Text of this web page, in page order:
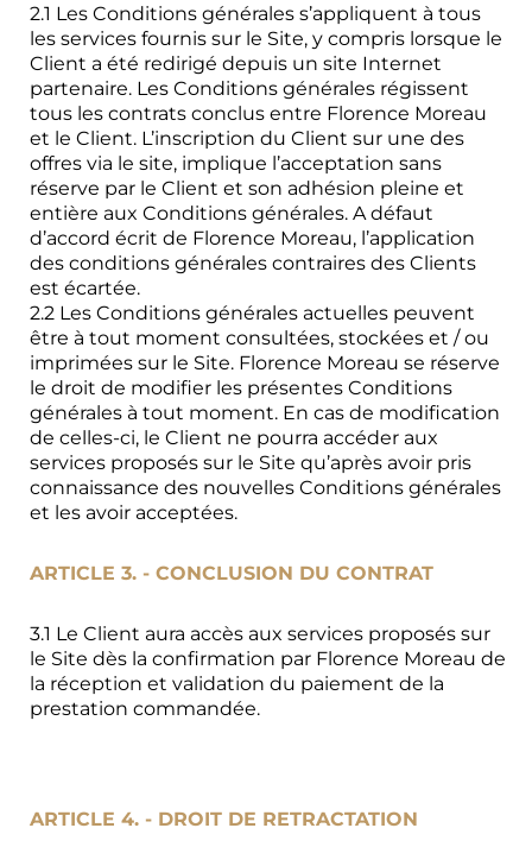
2.1 Les Conditions générales s’appliquent à tous
les services fournis sur le Site, y compris lorsque le
Client a été redirigé depuis un site Internet
partenaire. Les Conditions générales régissent
tous les contrats conclus entre Florence Moreau
et le Client. L’inscription du Client sur une des
offres via le site, implique l’acceptation sans
réserve par le Client et son adhésion pleine et
entière aux Conditions générales. A défaut
d’accord écrit de Florence Moreau, l’application
des conditions générales contraires des Clients
est écartée.
2.2 Les Conditions générales actuelles peuvent
être à tout moment consultées, stockées et / ou
imprimées sur le Site. Florence Moreau se réserve
le droit de modifier les présentes Conditions
générales à tout moment. En cas de modification
de celles-ci, le Client ne pourra accéder aux
services proposés sur le Site qu’après avoir pris
connaissance des nouvelles Conditions générales
et les avoir acceptées.
ARTICLE 3. - CONCLUSION DU CONTRAT
3.1 Le Client aura accès aux services proposés sur
le Site dès la confirmation par Florence Moreau de
la réception et validation du paiement de la
prestation commandée.
ARTICLE 4. - DROIT DE RETRACTATION